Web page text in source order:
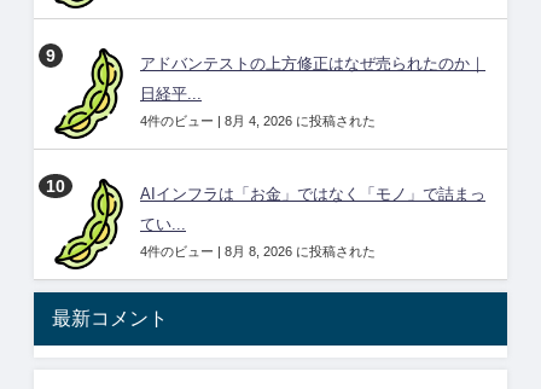
アドバンテストの上方修正はなぜ売られたのか｜
日経平...
4件のビュー | 8月 4, 2026 に投稿された
AIインフラは「お金」ではなく「モノ」で詰まっ
てい...
4件のビュー | 8月 8, 2026 に投稿された
最新コメント